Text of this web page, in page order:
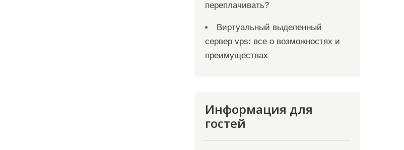
переплачивать?
Виртуальный выделенный
сервер vps: все о возможностях и
преимуществах
Информация для
гостей